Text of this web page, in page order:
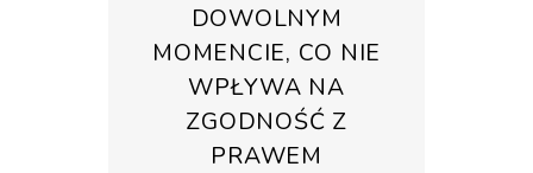
DOWOLNYM
MOMENCIE, CO NIE
WPŁYWA NA
ZGODNOŚĆ Z
PRAWEM